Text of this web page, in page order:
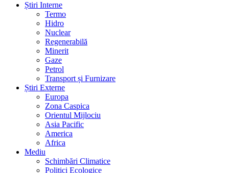
Știri Interne
Termo
Hidro
Nuclear
Regenerabilă
Minerit
Gaze
Petrol
Transport și Furnizare
Știri Externe
Europa
Zona Caspica
Orientul Mijlociu
Asia Pacific
America
Africa
Mediu
Schimbări Climatice
Politici Ecologice